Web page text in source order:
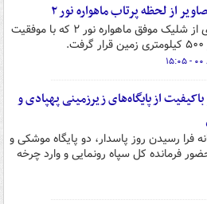
از لحظه پرتاب ماهواره نور ۲
تصاویری از شلیک موفق ماهواره نور ۲ که با موفقیت
از پایگاه‌های زیرزمینی پهپادی و
فرا رسیدن روز پاسدار، دو پایگاه موشکی و
فرمانده کل سپاه رونمایی و وارد چرخه